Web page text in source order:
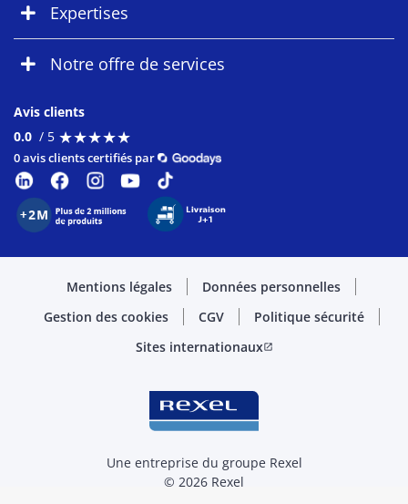
Expertises
Notre offre de services
Avis clients
0.0 / 5 ★★★★★
★★★★★
0 avis clients certifiés par
Mentions légales
Données personnelles
Gestion des cookies
CGV
Politique sécurité
Sites internationauxopen_in_new
Une entreprise du groupe Rexel
© 2026 Rexel